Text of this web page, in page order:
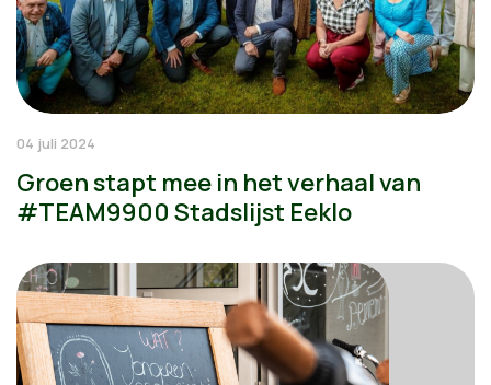
04 juli 2024
Groen stapt mee in het verhaal van
#TEAM9900 Stadslijst Eeklo